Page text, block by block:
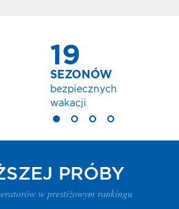
PRÓBY
w prestiżowym rankingu